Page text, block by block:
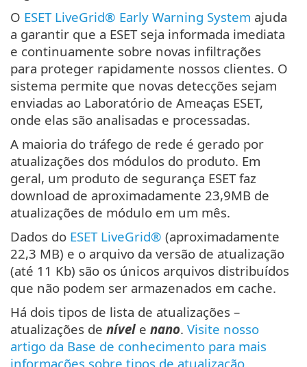
O ESET LiveGrid® Early Warning System ajuda
a garantir que a ESET seja informada imediata
e continuamente sobre novas infiltrações
para proteger rapidamente nossos clientes. O
sistema permite que novas detecções sejam
enviadas ao Laboratório de Ameaças ESET,
onde elas são analisadas e processadas.
A maioria do tráfego de rede é gerado por
atualizações dos módulos do produto. Em
geral, um produto de segurança ESET faz
download de aproximadamente 23,9MB de
atualizações de módulo em um mês.
Dados do ESET LiveGrid® (aproximadamente
22,3 MB) e o arquivo da versão de atualização
(até 11 Kb) são os únicos arquivos distribuídos
que não podem ser armazenados em cache.
Há dois tipos de lista de atualizações –
atualizações de nível e nano. Visite nosso
artigo da Base de conhecimento para mais
informações sobre tipos de atualização.